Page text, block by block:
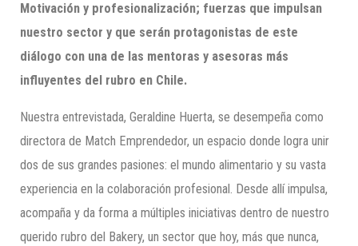
Motivación y profesionalización; fuerzas que impulsan
nuestro sector y que serán protagonistas de este
diálogo con una de las mentoras y asesoras más
influyentes del rubro en Chile.
Nuestra entrevistada, Geraldine Huerta, se desempeña como
directora de Match Emprendedor, un espacio donde logra unir
dos de sus grandes pasiones: el mundo alimentario y su vasta
experiencia en la colaboración profesional. Desde allí impulsa,
acompaña y da forma a múltiples iniciativas dentro de nuestro
querido rubro del Bakery, un sector que hoy, más que nunca,